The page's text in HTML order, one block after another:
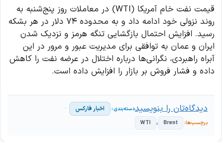
قیمت نفت خام آمریکا (WTI) در معاملات روز پنج‌شنبه به
روند نزولی خود ادامه داد و به محدوده ۷۴ دلار در هر بشکه
رسید. افزایش احتمال بازگشایی تنگه هرمز و نزدیک شدن
ایران و عمان به توافقی برای مدیریت عبور و مرور در این
آبراه راهبردی، نگرانی‌ها درباره اختلال در عرضه نفت را کاهش
داده و فشار فروش بر بازار را افزایش داده است.
اخبار فارکس
Brent ، WTI
دیدگاه‌تان را بنویسید